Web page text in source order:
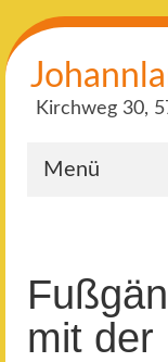
Kirchweg 30,
Menü
mit der